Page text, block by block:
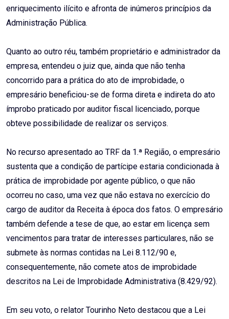
enriquecimento ilícito e afronta de inúmeros princípios da
Administração Pública.
Quanto ao outro réu, também proprietário e administrador da
empresa, entendeu o juiz que, ainda que não tenha
concorrido para a prática do ato de improbidade, o
empresário beneficiou-se de forma direta e indireta do ato
ímprobo praticado por auditor fiscal licenciado, porque
obteve possibilidade de realizar os serviços.
No recurso apresentado ao TRF da 1.ª Região, o empresário
sustenta que a condição de partícipe estaria condicionada à
prática de improbidade por agente público, o que não
ocorreu no caso, uma vez que não estava no exercício do
cargo de auditor da Receita à época dos fatos. O empresário
também defende a tese de que, ao estar em licença sem
vencimentos para tratar de interesses particulares, não se
submete às normas contidas na Lei 8.112/90 e,
consequentemente, não comete atos de improbidade
descritos na Lei de Improbidade Administrativa (8.429/92).
Em seu voto, o relator Tourinho Neto destacou que a Lei